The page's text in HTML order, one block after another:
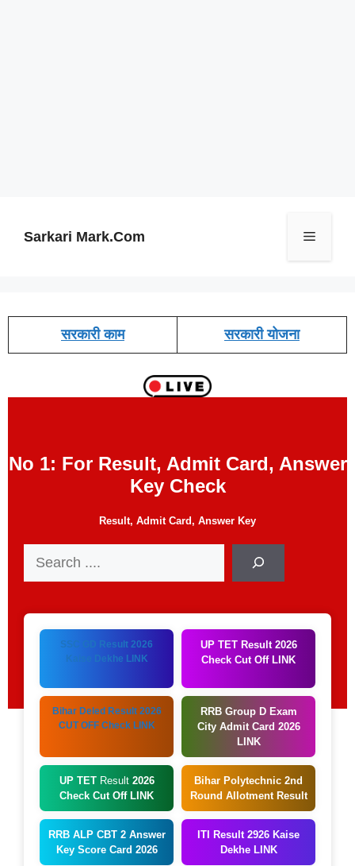
Sarkari Mark.Com Menu
सरकारी काम सरकारी योजना
No 1: For Result, Admit Card, Answer
Key Check
Result, Admit Card, Answer Key
SSC GD Result 2026
Kaise Dekhe LINK
UP TET Result 2026
Check Cut Off LINK
Bihar Deled Result 2026
CUT OFF Check LINK
RRB Group D Exam
City Admit Card 2026
LINK
UP TET Result2026
Check Cut Off LINK
Bihar Polytechnic 2nd
Round Allotment Result
RRB ALP CBT 2 Answer
Key Score Card 2026
ITI Result 2926 Kaise
Dekhe LINK